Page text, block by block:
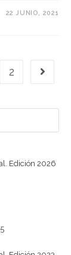
22 JUNIO, 2021
2 Ir a la
Edición 2026